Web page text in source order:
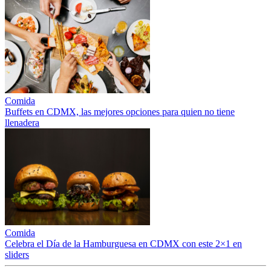
Comida
Buffets en CDMX, las mejores opciones para quien no tiene
llenadera
Comida
Celebra el Día de la Hamburguesa en CDMX con este 2×1 en
sliders